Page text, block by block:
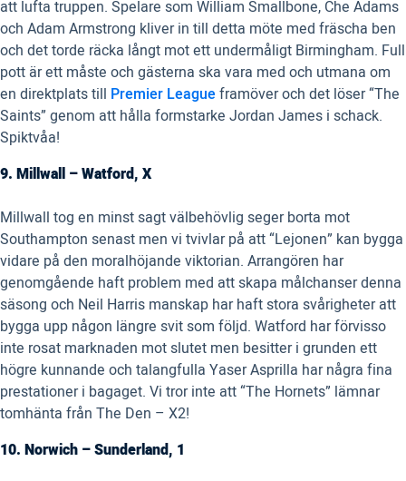
att lufta truppen. Spelare som William Smallbone, Che Adams
och Adam Armstrong kliver in till detta möte med fräscha ben
och det torde räcka långt mot ett undermåligt Birmingham. Full
pott är ett måste och gästerna ska vara med och utmana om
en direktplats till Premier Leagueframöver och det löser “The
Saints” genom att hålla formstarke Jordan James i schack.
Spiktvåa!
9. Millwall – Watford, X
Millwall tog en minst sagt välbehövlig seger borta mot
Southampton senast men vi tvivlar på att “Lejonen” kan bygga
vidare på den moralhöjande viktorian. Arrangören har
genomgående haft problem med att skapa målchanser denna
säsong och Neil Harris manskap har haft stora svårigheter att
bygga upp någon längre svit som följd. Watford har förvisso
inte rosat marknaden mot slutet men besitter i grunden ett
högre kunnande och talangfulla Yaser Asprilla har några fina
prestationer i bagaget. Vi tror inte att “The Hornets” lämnar
tomhänta från The Den – X2!
10. Norwich – Sunderland, 1